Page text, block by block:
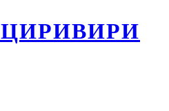
ЦИРИВИРИ